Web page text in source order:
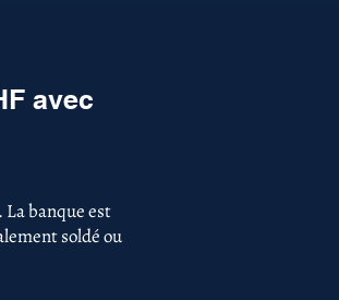
avec
banque est
soldé ou